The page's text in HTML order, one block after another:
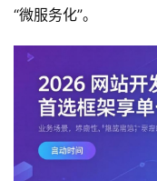
“微服务化”。